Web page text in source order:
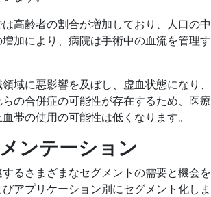
高齢者の割合が増加しており、人口の
加により、病院は手術中の血流を管理
域に悪影響を及ぼし、虚血状態になり
の合併症の可能性が存在するため、医
帯の使用の可能性は低くなります。
ンテーション
るさまざまなセグメントの需要と機会
アプリケーション別にセグメント化しま